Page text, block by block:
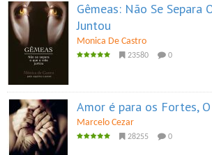
Gêmeas: Não Se Separa
Juntou
Monica De Castro
23580 0
Amor é para os Fortes, O
Marcelo Cezar
28255 0